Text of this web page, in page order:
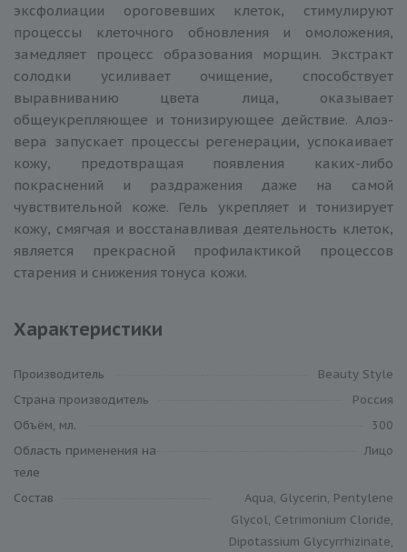
эксфолиации ороговевших клеток, стимулируют
процессы клеточного обновления и омоложения,
замедляет процесс образования морщин. Экстракт
солодки усиливает очищение, способствует
выравниванию цвета лица, оказывает
общеукрепляющее и тонизирующее действие. Алоэ-
вера запускает процессы регенерации, успокаивает
кожу, предотвращая появления каких-либо
покраснений и раздражения даже на самой
чувствительной коже. Гель укрепляет и тонизирует
кожу, смягчая и восстанавливая деятельность клеток,
является прекрасной профилактикой процессов
старения и снижения тонуса кожи.
Характеристики
Производитель
Beauty Style
Cтрана производитель
Россия
Объём, мл.
300
Область применения на
теле
Лицо
Состав
Aqua, Glycerin, Pentylene
Glycol, Cetrimonium Cloride,
Dipotassium Glycyrrhizinate,